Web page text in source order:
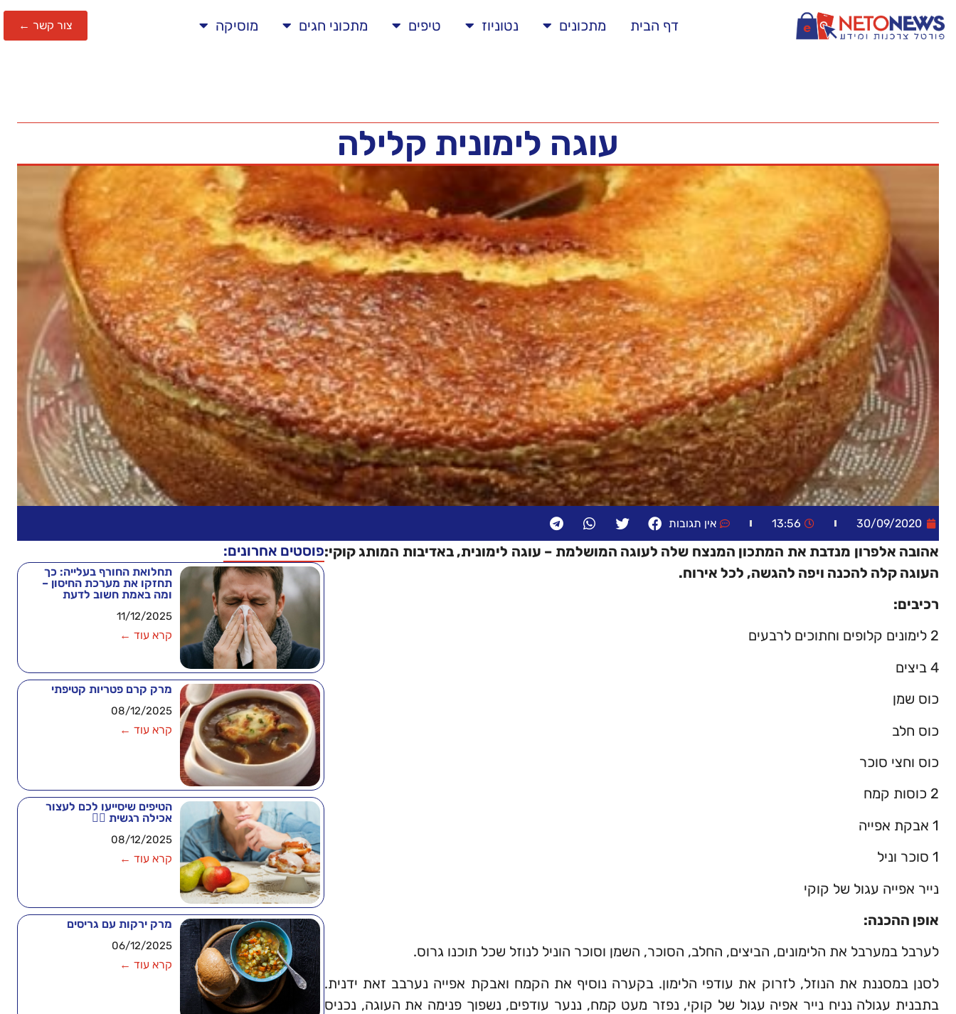
צור קשר ← דף הבית מתכונים נטוניוז טיפים מתכוני חגים מוסיקה
עוגה לימונית קלילה
30/09/2020
13:56 אין תגובות
אהובה אלפרון מנדבת את המתכון המנצח שלה לעוגה המושלמת – עוגה לימונית, באדיבות המותג קוקי:
העוגה קלה להכנה ויפה להגשה, לכל אירוח.
רכיבים:
2 לימונים קלופים וחתוכים לרבעים
4 ביצים
כוס שמן
כוס חלב
כוס וחצי סוכר
2 כוסות קמח
1 אבקת אפייה
1 סוכר וניל
נייר אפייה עגול של קוקי
אופן ההכנה:
לערבל במערבל את הלימונים, הביצים, החלב, הסוכר, השמן וסוכר הוניל לנוזל שכל תוכנו גרוס.
לסנן במסננת את הנוזל, לזרוק את עודפי הלימון. בקערה נוסיף את הקמח ואבקת אפייה נערבב זאת ידנית.
בתבנית עגולה נניח נייר אפיה עגול של קוקי, נפזר מעט קמח, ננער עודפים, נשפוך פנימה את העוגה, נכניס
פוסטים אחרונים:
תחלואת החורף בעלייה: כך
תחזקו את מערכת החיסון –
ומה באמת חשוב לדעת
11/12/2025
קרא עוד ←
מרק קרם פטריות קטיפתי
08/12/2025
קרא עוד ←
הטיפים שיסייעו לכם לעצור
אכילה רגשית 🧘‍♂️
08/12/2025
קרא עוד ←
מרק ירקות עם גריסים
06/12/2025
קרא עוד ←